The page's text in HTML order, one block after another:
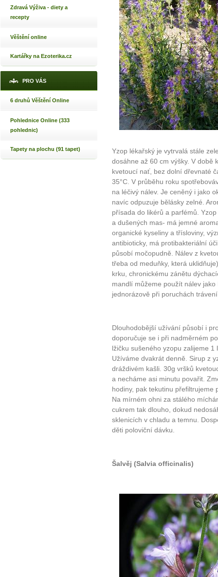
Zdravá Výživa - diety a
recepty
Věštění online
Kartářky na Ezoterika.cz
PRO VÁS
6 druhů Věštění Online
Pohlednice Online (333
pohlednic)
Tapety na plochu (91 tapet)
Yzop lékařský je vytrvalá stále
dosáhne až 60 cm výšky. V době
kvetoucí nať, bez dolní dřevnaté
35°C. V průběhu roku
na léčivý nálev. Je ceněný i jako
navíc odpuzuje bělásky zelné.
přísada do likérů a parfémů.
a dušených mas- má jemné
organické kyseliny a třísloviny,
antibioticky, má protibakteriální
působí močopudně. Nálev z
třeba od meduňky, která
krku, chronickému zánětu
mandlí můžeme použít nálev
jednorázově při poruchách
Dlouhodobější užívání působí i
doporučuje se i při nadměrném
lžičku sušeného yzopu zalijeme
Užíváme dvakrát denně. Sirup z
dráždivém kašli. 30g vršků
a necháme asi minutu povařit.
hodiny, pak tekutinu přefiltrujeme
Na mírném ohni za stálého
cukrem tak dlouho, dokud
sklenicích v chladu a temnu.
děti poloviční dávku.
Šalvěj (Salvia officinalis)